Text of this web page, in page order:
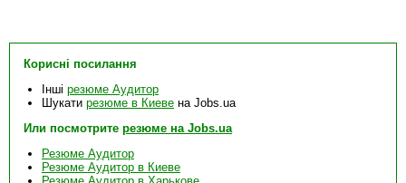
Корисні посилання
Інші резюме Аудитор
Шукати резюме в Киеве на Jobs.ua
Или посмотрите резюме на Jobs.ua
Резюме Аудитор
Резюме Аудитор в Киеве